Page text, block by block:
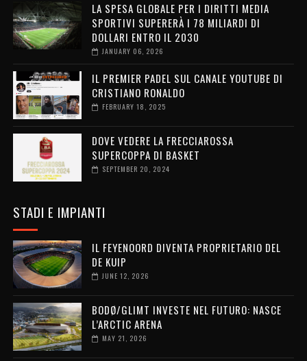
LA SPESA GLOBALE PER I DIRITTI MEDIA
SPORTIVI SUPERERÀ I 78 MILIARDI DI
DOLLARI ENTRO IL 2030
JANUARY 06, 2026
IL PREMIER PADEL SUL CANALE YOUTUBE DI
CRISTIANO RONALDO
FEBRUARY 18, 2025
DOVE VEDERE LA FRECCIAROSSA
SUPERCOPPA DI BASKET
SEPTEMBER 20, 2024
STADI E IMPIANTI
IL FEYENOORD DIVENTA PROPRIETARIO DEL
DE KUIP
JUNE 12, 2026
BODØ/GLIMT INVESTE NEL FUTURO: NASCE
L’ARCTIC ARENA
MAY 21, 2026